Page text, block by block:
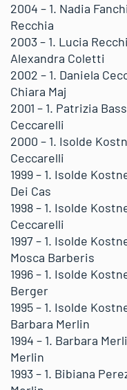
2004 – 1. Nadia
Recchia
2003 – 1. Lucia
Alexandra Coletti
2002 – 1. Daniela
Chiara Maj
2001 – 1. Patrizia
Ceccarelli
2000 – 1. Isolde
Ceccarelli
1999 – 1. Isolde
Dei Cas
1998 – 1. Isolde
Ceccarelli
1997 – 1. Isolde
Mosca Barberis
1996 – 1. Isolde
Berger
1995 – 1. Isolde
Barbara Merlin
1994 – 1. Barbara
Merlin
1993 – 1. Bibiana